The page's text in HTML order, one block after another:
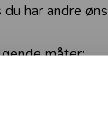
har andre
måter: